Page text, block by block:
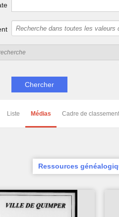
Liste Médias Cadre de classement
Ressources